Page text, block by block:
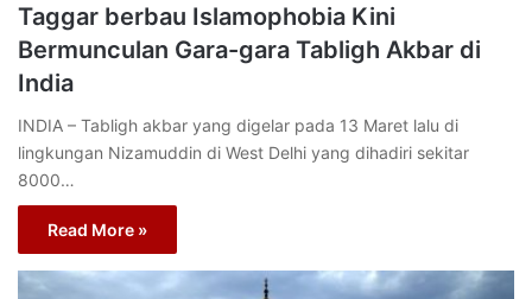
Taggar berbau Islamophobia Kini
Bermunculan Gara-gara Tabligh Akbar di
India
INDIA – Tabligh akbar yang digelar pada 13 Maret lalu di
lingkungan Nizamuddin di West Delhi yang dihadiri sekitar
8000…
Read More »